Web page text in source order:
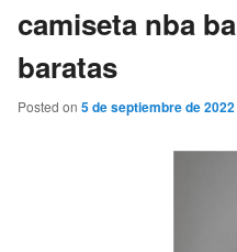
camiseta nba
baratas
Posted on 5 de septiembre de 2022